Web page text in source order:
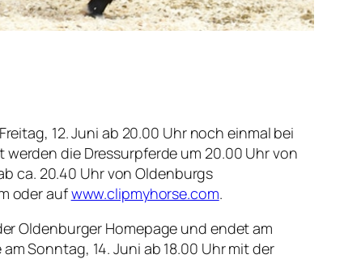
12. Juni ab 20.00 Uhr noch einmal bei
die Dressurpferde um 20.00 Uhr von
ca. 20.40 Uhr von Oldenburgs
oder aufwww.clipmyhorse.com.
Oldenburger Homepage und endet am
Sonntag, 14. Juni ab 18.00 Uhr mit der